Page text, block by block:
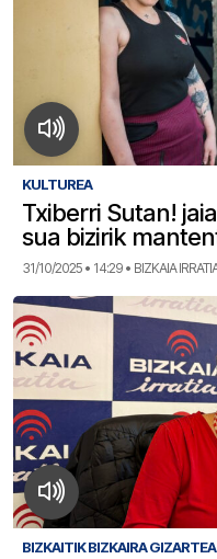
KULTUREA
Txiberri Sutan!
sua bizirik
31/10/2025 • 14:29 • BIZKAIA
BIZKAITIK BIZKAIRA GIZARTEA